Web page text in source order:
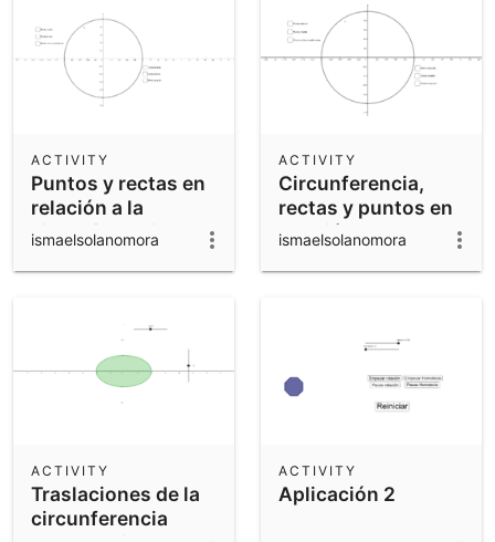
Operations
Community Resources
Get started with our Resources
Geometry
3D Calculator
Notes
App Downloads
Puntos y rectas en
relación a la
circunferencia
ACTIVITY
ismaelsolanomora
Circunferencia,
rectas y puntos en
relación a la
ACTIVITY
ismaelsolanomora
Traslaciones de la
circunferencia
ACTIVITY
Aplicación 2
ACTIVITY